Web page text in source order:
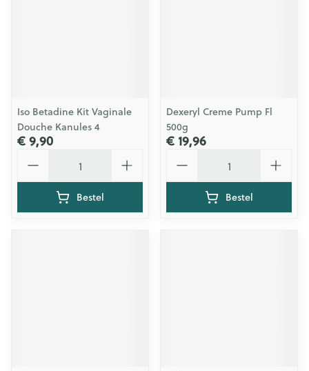
Iso Betadine Kit Vaginale
Douche Kanules 4
€ 9,90
Bestel
Dexeryl Creme Pump Fl
500g
€ 19,96
Bestel